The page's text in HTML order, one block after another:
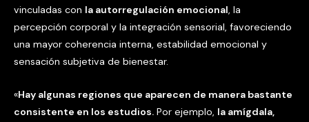
vinculadas con la autorregulación emocional, la
percepción corporal y la integración sensorial, favoreciendo
una mayor coherencia interna, estabilidad emocional y
sensación subjetiva de bienestar.
«Hay algunas regiones que aparecen de manera bastante
consistente en los estudios. Por ejemplo, la amígdala,